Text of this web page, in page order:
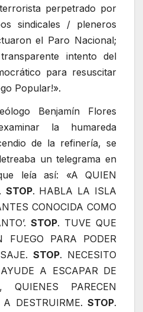
perpetrado por
sindicales / pleneros
el Paro Nacional;
intento del
para resuscitar
Popular!».
Benjamín Flores
la humareda
de la refinería, se
un telegrama en
leía así: «A QUIEN
STOP. HABLA LA ISLA
CONOCIDA COMO
STOP. TUVE QUE
FUEGO PARA PODER
STOP. NECESITO
A ESCAPAR DE
QUIENES PARECEN
A DESTRUIRME. STOP.